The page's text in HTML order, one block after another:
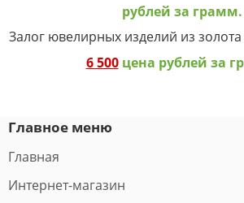
рублей за грамм.
Залог ювелирных изделий из
6 500цена рублей за
Главное меню
Главная
Интернет-магазин